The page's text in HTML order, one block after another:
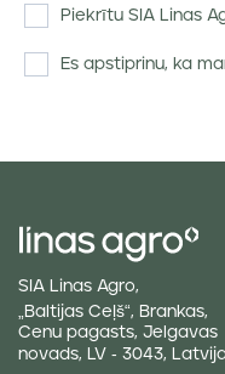
Piekrītu SIA Linas
Es apstiprinu, ka
SIA Linas Agro,
„Baltijas Ceļš“, Brankas,
Cenu pagasts, Jelgavas
novads, LV - 3043,